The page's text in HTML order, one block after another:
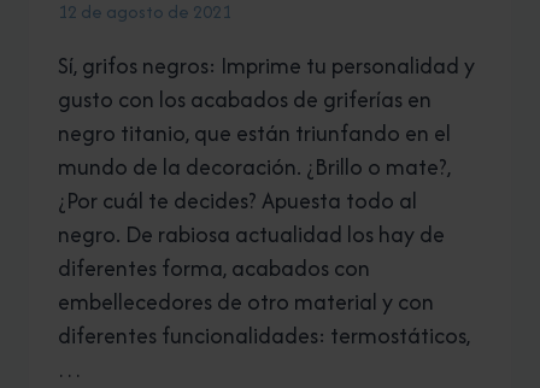
12 de agosto de 2021
Sí, grifos negros: Imprime tu personalidad y
gusto con los acabados de griferías en
negro titanio, que están triunfando en el
mundo de la decoración. ¿Brillo o mate?,
¿Por cuál te decides? Apuesta todo al
negro. De rabiosa actualidad los hay de
diferentes forma, acabados con
embellecedores de otro material y con
diferentes funcionalidades: termostáticos,
…